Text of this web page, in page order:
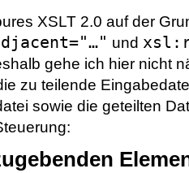
XSLT 2.0 auf der
und
gehe ich hier nicht
zu teilende
sowie die geteilten